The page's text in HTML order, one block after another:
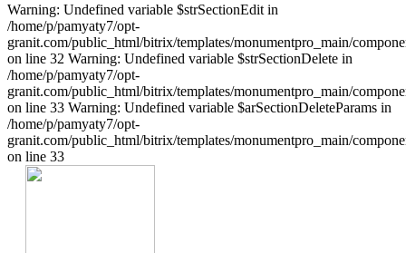
Warning: Undefined variable $strSectionEdit in
/home/p/pamyaty7/opt-
granit.com/public_html/bitrix/templates/monumentpro_main/
on line 32 Warning: Undefined variable $strSectionDelete in
/home/p/pamyaty7/opt-
granit.com/public_html/bitrix/templates/monumentpro_main/
on line 33 Warning: Undefined variable $arSectionDeleteParams in
/home/p/pamyaty7/opt-
granit.com/public_html/bitrix/templates/monumentpro_main/
on line 33